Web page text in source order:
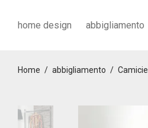
home design abbigliamento
Home / abbigliamento / Camicie